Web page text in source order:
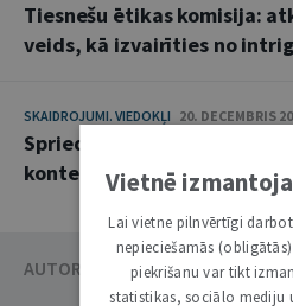
Tiesnešu ētikas komisija:
veids, kā izvairīties no
SKAIDROJUMI. VIEDOKĻI 20. DECEMBRIS
Sprieduma motīvu daļa
kontekstā
AUTORU KATALOGS
Vietnē
Lai vietne pilnvērtīgi
nepieciešamās
piekrišanu var tikt
statistikas, sociālo mediju